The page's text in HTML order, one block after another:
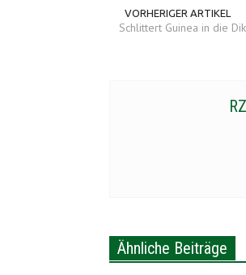
VORHERIGER ARTIKEL
Schlittert Guinea in die
Ähnliche Beiträge